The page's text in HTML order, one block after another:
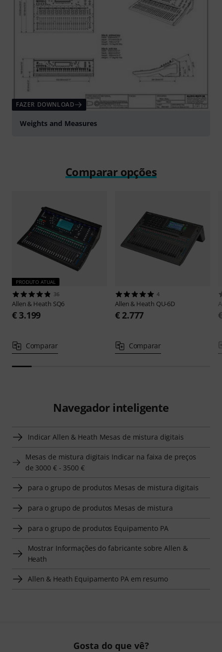
FAZER DOWNLOAD
Weights and Measures
Comparar opções
PRODUTO ATUAL
36
Allen & Heath SQ6
€ 3.199
Comparar
4
Allen & Heath QU-6D
€ 2.777
Comparar
Navegador inteligente
Indicar Allen & Heath Mesas de mistura digitais
Mesas de mistura digitais Indicar na faixa de preços
de 3000 € - 3500 €
para o grupo de produtos Mesas de mistura digitais
para o grupo de produtos Mesas de mistura
para o grupo de produtos Equipamento PA
Mostrar Informações do fabricante sobre Allen &
Heath
Allen & Heath Equipamento PA em resumo
Gosta do que vê?